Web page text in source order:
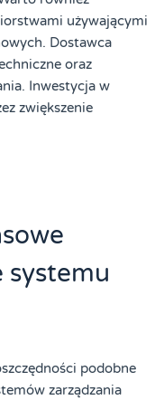
używającymi
Dostawca
oraz
Inwestycja w
zwiększenie
systemu
podobne
zarządzania